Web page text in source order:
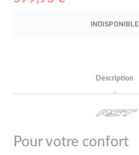
INDISPONIBLE
Description
Pour votre confort